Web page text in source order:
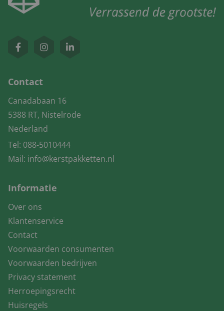
Contact
Canadabaan 16
5388 RT, Nistelrode
Nederland
Tel: 088-5010444
Mail: info@kerstpakketten.nl
Informatie
Over ons
Klantenservice
Contact
Voorwaarden consumenten
Voorwaarden bedrijven
Privacy statement
Herroepingsrecht
Huisregels